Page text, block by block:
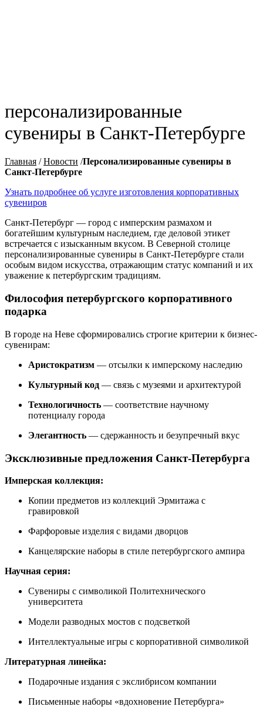
персонализированные
сувениры в Санкт-Петербурге
Главная /Новости /Персонализированные сувениры в
Санкт-Петербурге
Узнать подробнее об услуге изготовления корпоративных
сувениров
Санкт-Петербург — город с имперским размахом и
богатейшим культурным наследием, где деловой этикет
встречается с изысканным вкусом. В Северной столице
персонализированные сувениры в Санкт-Петербурге стали
особым видом искусства, отражающим статус компаний и их
уважение к петербургским традициям.
Философия петербургского корпоративного
подарка
В городе на Неве сформировались строгие критерии к бизнес-
сувенирам:
Аристократизм — отсылки к имперскому наследию
Культурный код — связь с музеями и архитектурой
Технологичность — соответствие научному
потенциалу города
Элегантность — сдержанность и безупречный вкус
Эксклюзивные предложения Санкт-Петербурга
Имперская коллекция:
Копии предметов из коллекций Эрмитажа с
гравировкой
Фарфоровые изделия с видами дворцов
Канцелярские наборы в стиле петербургского ампира
Научная серия:
Сувениры с символикой Политехнического
университета
Модели разводных мостов с подсветкой
Интеллектуальные игры с корпоративной символикой
Литературная линейка:
Подарочные издания с экслибрисом компании
Письменные наборы «вдохновение Петербурга»